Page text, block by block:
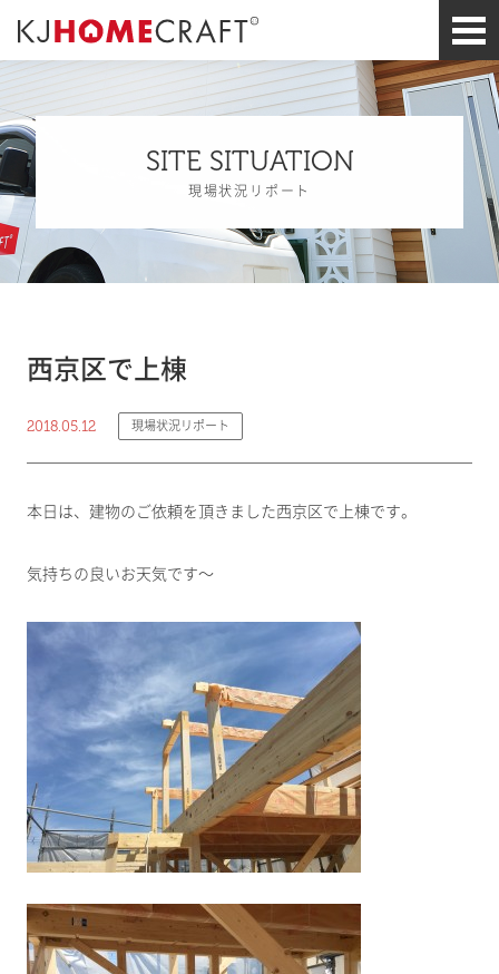
SITE SITUATION
現場状況リポート
西京区で上棟
2018.05.12 現場状況リポート
本日は、建物のご依頼を頂きました西京区で上棟です。
気持ちの良いお天気です～